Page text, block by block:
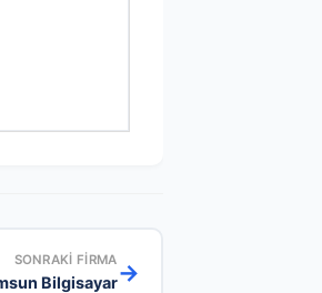
SONRAKI FIRMA
Bilgisayar→